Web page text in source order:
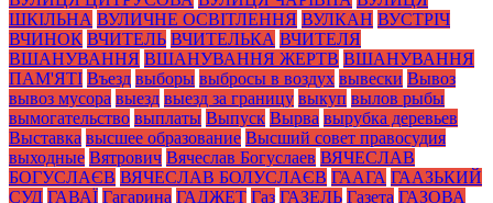
ШКІЛЬНА ВУЛИЧНЕ ОСВІТЛЕННЯ ВУЛКАН ВУСТРІЧ
ВЧИНОК ВЧИТЕЛЬ ВЧИТЕЛЬКА ВЧИТЕЛЯ
ВШАНУВАННЯ ВШАНУВАННЯ ЖЕРТВ ВШАНУВАННЯ
ПАМ'ЯТІ Въезд выборы выбросы в воздух вывески Вывоз
вывоз мусора выезд выезд за границу выкуп вылов рыбы
вымогательство выплаты Выпуск Вырва вырубка деревьев
Выставка высшее образование Высший совет правосудия
выходные Вятрович Вячеслав Богуслаев ВЯЧЕСЛАВ
БОГУСЛАЄВ ВЯЧЕСЛАВ БОЛУСЛАЄВ ГААГА ГААЗЬКИЙ
СУД ГАВАЇ Гагарина ГАДЖЕТ Газ ГАЗЕЛЬ Газета ГАЗОВА